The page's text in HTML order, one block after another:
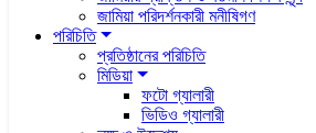
জামিয়া পরিদর্শনকারী মনীষিগণ
পরিচিতি
প্রতিষ্ঠানের পরিচিতি
মিডিয়া
ফটো গ্যালারী
ভিডিও গ্যালারী